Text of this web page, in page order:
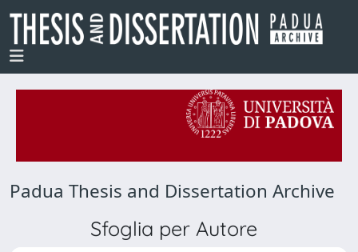
Padua Thesis and Dissertation Archive
Sfoglia per Autore